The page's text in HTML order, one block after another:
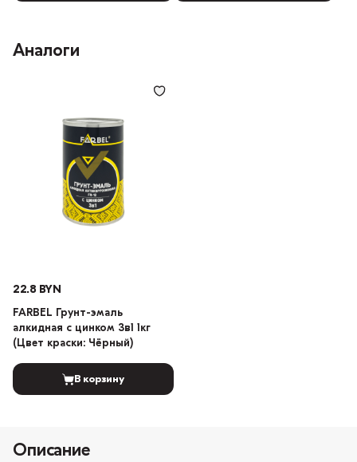
Аналоги
22.8 BYN
FARBEL Грунт-эмаль
алкидная с цинком 3в1 1кг
(Цвет краски: Чёрный)
В корзину
Описание